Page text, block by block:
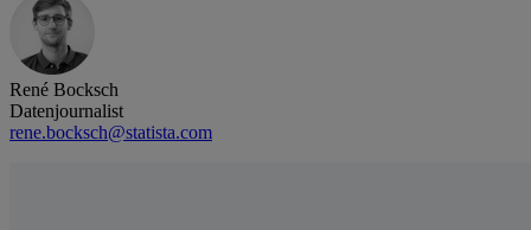
René Bocksch
Datenjournalist
rene.bocksch@statista.com